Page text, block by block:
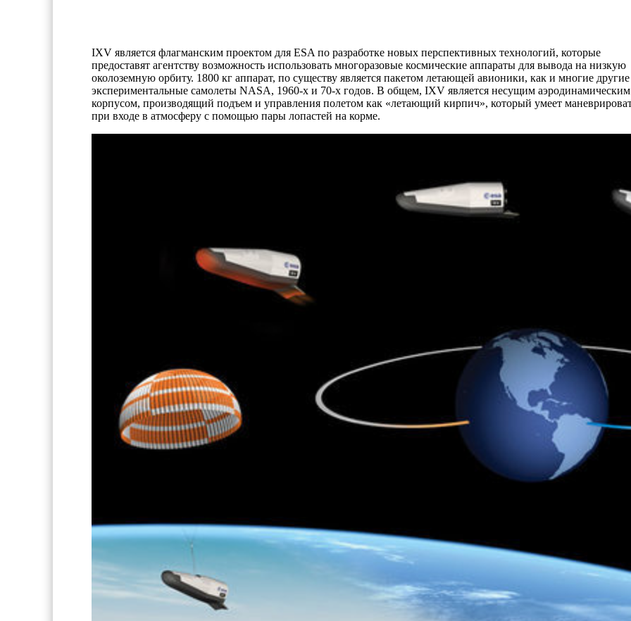
IXV является флагманским проектом для ESA по разработке новых перспективных технологий, которые
предоставят агентству возможность использовать многоразовые космические аппараты для вывода на низкую
околоземную орбиту. 1800 кг аппарат, по существу является пакетом летающей авионики, как и многие другие
экспериментальные самолеты NASA, 1960-х и 70-х годов. В общем, IXV является несущим аэродинамическим
корпусом, производящий подъем и управления полетом как «летающий кирпич», который умеет
при входе в атмосферу с помощью пары лопастей на корме.